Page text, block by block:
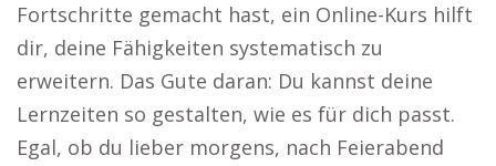
Fortschritte gemacht hast, ein Online-Kurs hilft
dir, deine Fähigkeiten systematisch zu
erweitern. Das Gute daran: Du kannst deine
Lernzeiten so gestalten, wie es für dich passt.
Egal, ob du lieber morgens, nach Feierabend